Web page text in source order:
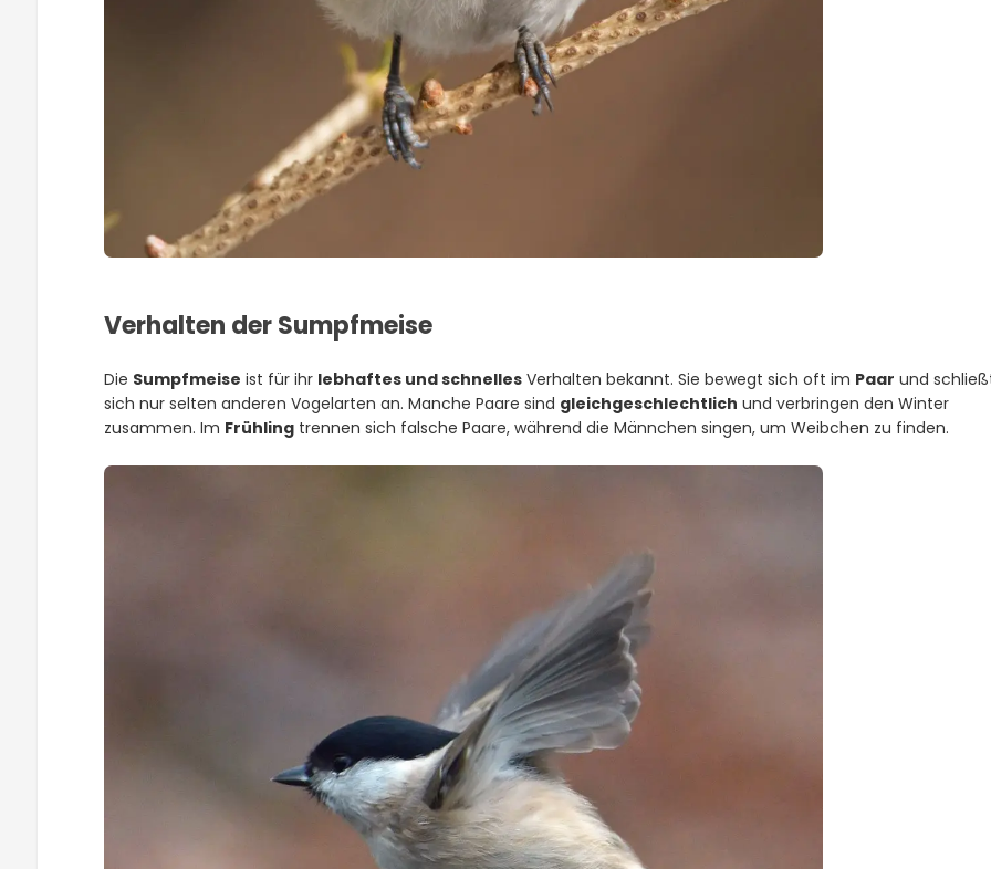
Verhalten der Sumpfmeise
Die Sumpfmeise ist für ihr lebhaftes und schnellesVerhalten bekannt. Sie bewegt sich oft im Paar und
sich nur selten anderen Vogelarten an. Manche Paare sind gleichgeschlechtlich und verbringen den Winter
zusammen. Im Frühlingtrennen sich falsche Paare, während die Männchen singen, um Weibchen zu finden.